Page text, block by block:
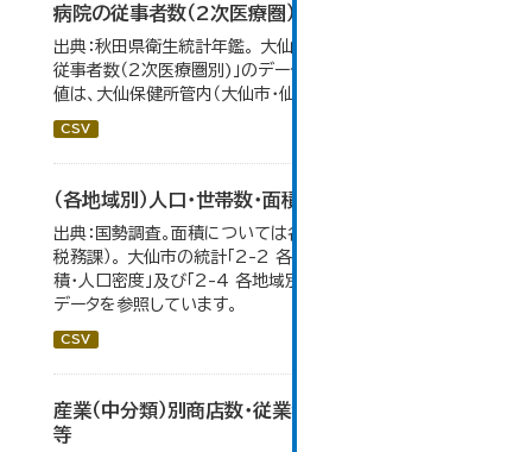
病院の従事者数（2次医療圏）
出典：秋田県衛生統計年鑑。 大仙市の統計「11-12 病院の
従事者数（2次医療圏別)」のデータを参照しています。 数
値は、大仙保健所管内（大仙市・仙北市・美郷町）の総数。
CSV
（各地域別）人口・世帯数・面積・人口密度
出典：国勢調査。面積については各年１月１日時点（大仙市
税務課）。 大仙市の統計「2-2 各地域別人口・人口増減・面
積・人口密度」及び「2-4 各地域別人口・世帯数の推移」の
データを参照しています。
CSV
産業（中分類）別商店数・従業者数・年間商品販売額
等